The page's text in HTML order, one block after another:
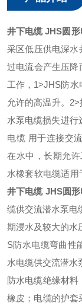
井下电缆 JHS圆形
采区低压供电深
过电流会产生压降
工作，1>JHS防
允许的高温升。
水泵电缆损失进行
电缆 用于连接交
在水中，长期允
水橡套软电缆适
井下电缆 JHS圆
缆供交流潜水泵电
期浸水及较大的水
S防水电缆弯曲性
水电缆供交流潜水
防水电缆绝缘材料
橡皮；电缆的护套